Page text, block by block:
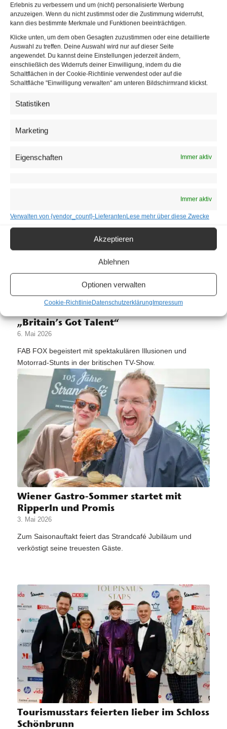
Erlebnis zu verbessern und um (nicht) personalisierte Werbung
anzuzeigen. Wenn du nicht zustimmst oder die Zustimmung widerrufst,
kann dies bestimmte Merkmale und Funktionen beeinträchtigen.
Klicke unten, um dem oben Gesagten zuzustimmen oder eine detaillierte
Auswahl zu treffen. Deine Auswahl wird nur auf dieser Seite
angewendet. Du kannst deine Einstellungen jederzeit ändern,
einschließlich des Widerrufs deiner Einwilligung, indem du die
Schaltflächen in der Cookie-Richtlinie verwendest oder auf die
Schaltfläche "Einwilligung verwalten" am unteren Bildschirmrand klickst.
Statistiken
Marketing
Eigenschaften Immer aktiv
Immer aktiv
Verwalten von {vendor_count}-LieferantenLese mehr über diese Zwecke
Akzeptieren
Ablehnen
Optionen verwalten
Cookie-RichtlinieDatenschutzerklärungImpressum
im Palais Auersperg
Die Kunstmesse zeigt hochkarätige Kunst von
„Britain’s Got Talent“
6. Mai 2026
FAB FOX begeistert mit spektakulären Illusionen und
Motorrad-Stunts in der britischen TV-Show.
Wiener Gastro-Sommer startet mit
Ripperln und Promis
3. Mai 2026
Zum Saisonauftakt feiert das Strandcafé Jubiläum und
verköstigt seine treuesten Gäste.
Tourismusstars feierten lieber im Schloss
Schönbrunn